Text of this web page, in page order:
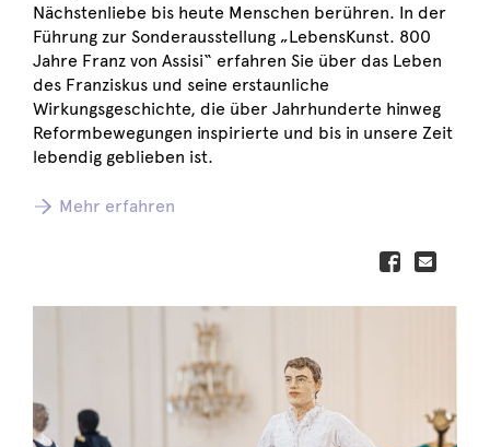
Nächstenliebe bis heute Menschen berühren. In der
Führung zur Sonderausstellung „LebensKunst. 800
Jahre Franz von Assisi“ erfahren Sie über das Leben
des Franziskus und seine erstaunliche
Wirkungsgeschichte, die über Jahrhunderte hinweg
Reformbewegungen inspirierte und bis in unsere Zeit
lebendig geblieben ist.
Mehr erfahren